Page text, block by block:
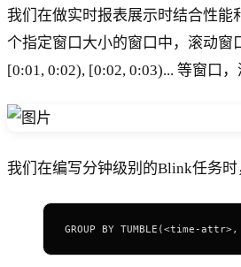
我们在做实时报表展示时结合性
个指定窗口大小的窗口中，滚动窗
[0:01, 0:02), [0:02, 0:03)... 等窗口
我们在编写分钟级别的Blink任务时
GROUP BY TUMBLE(<time-